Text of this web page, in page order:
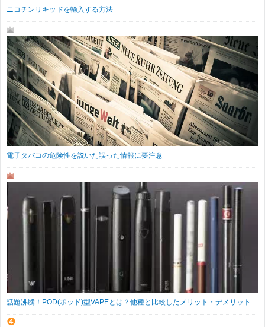
ニコチンリキッドを輸入する方法
電子タバコの危険性を説いた誤った情報に要注意
話題沸騰！POD(ポッド)型VAPEとは？他種と比較したメリット・デメリット